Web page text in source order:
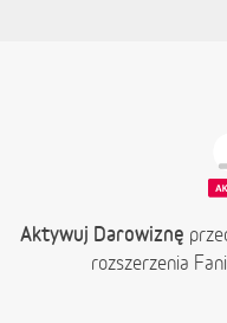
Aktywuj Darowiznę
rozszerzenia